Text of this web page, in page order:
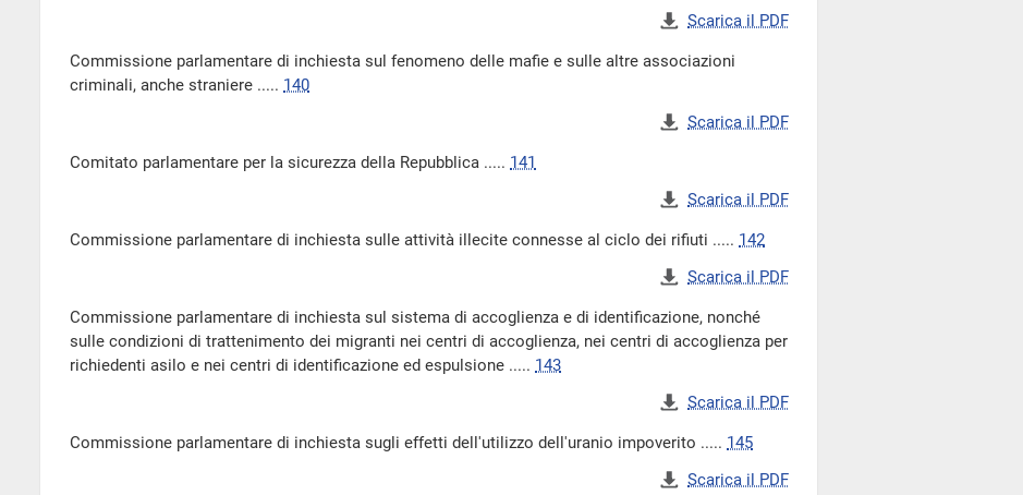
Scarica il PDF
Commissione parlamentare di inchiesta sul fenomeno delle mafie e sulle altre associazioni
criminali, anche straniere ..... 140
Scarica il PDF
Comitato parlamentare per la sicurezza della Repubblica ..... 141
Scarica il PDF
Commissione parlamentare di inchiesta sulle attività illecite connesse al ciclo dei rifiuti ..... 142
Scarica il PDF
Commissione parlamentare di inchiesta sul sistema di accoglienza e di identificazione, nonché
sulle condizioni di trattenimento dei migranti nei centri di accoglienza, nei centri di accoglienza per
richiedenti asilo e nei centri di identificazione ed espulsione ..... 143
Scarica il PDF
Commissione parlamentare di inchiesta sugli effetti dell'utilizzo dell'uranio impoverito ..... 145
Scarica il PDF